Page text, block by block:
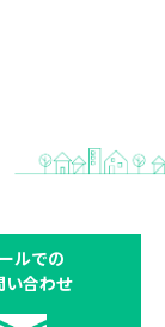
ルでの
い合わせ